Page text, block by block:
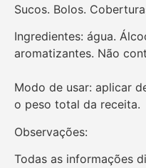
Sucos. Bolos.
Ingredientes: água.
aromatizantes. Não
Modo de usar: aplicar
o peso total da receita.
Observações:
Todas as informações